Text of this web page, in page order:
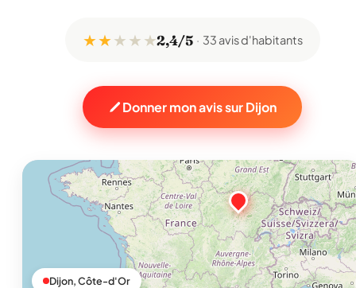
★ ★★ ★ ★2,4/5 33 avis d'habitants
Donner mon avis sur Dijon
Dijon, Côte-d'Or